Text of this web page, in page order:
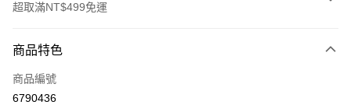
超取滿NT$499免運
信用卡一次付款
超商取貨付款
商品特色
商品編號
6790436